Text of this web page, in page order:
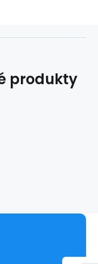
produkty